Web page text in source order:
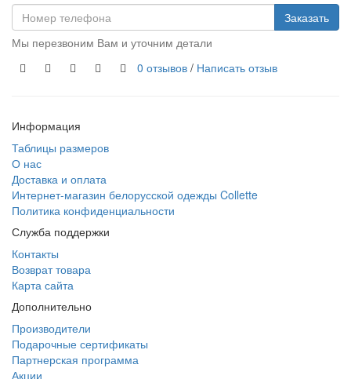
Заказать
Мы перезвоним Вам и уточним детали
0 отзывов / Написать отзыв
Информация
Таблицы размеров
О нас
Доставка и оплата
Интернет-магазин белорусской одежды Collette
Политика конфиденциальности
Служба поддержки
Контакты
Возврат товара
Карта сайта
Дополнительно
Производители
Подарочные сертификаты
Партнерская программа
Акции